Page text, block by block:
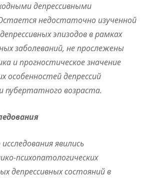
депрессивными
недостаточно изученной
эпизодов в рамках
заболеваний, не прослежены
и прогностическое значение
особенностей депрессий
пубертатного возраста.
явились
психопатологических
депрессивных состояний в